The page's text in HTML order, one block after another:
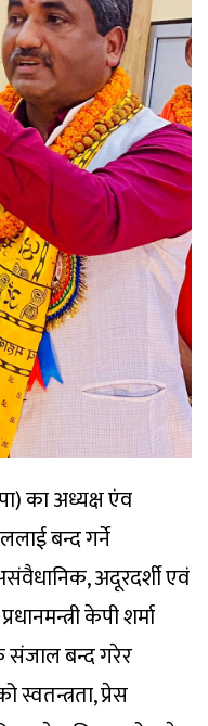
का अध्यक्ष एंव
बन्द गर्ने
अदूरदर्शी एवं
केपी शर्मा
बन्द गरेर
स्वतन्त्रता, प्रेस